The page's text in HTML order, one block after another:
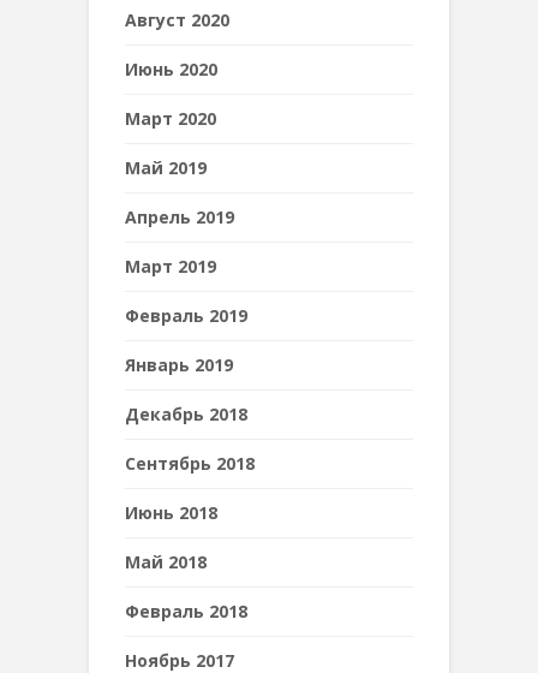
Август 2020
Июнь 2020
Март 2020
Май 2019
Апрель 2019
Март 2019
Февраль 2019
Январь 2019
Декабрь 2018
Сентябрь 2018
Июнь 2018
Май 2018
Февраль 2018
Ноябрь 2017